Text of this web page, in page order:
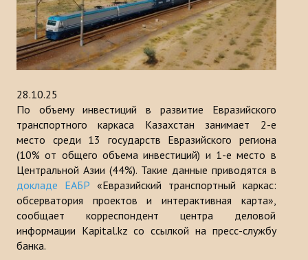
28.10.25
По объему инвестиций в развитие Евразийского
транспортного каркаса Казахстан занимает 2-е
место среди 13 государств Евразийского региона
(10% от общего объема инвестиций) и 1-е место в
Центральной Азии (44%). Такие данные приводятся в
докладе ЕАБР «Евразийский транспортный каркас:
обсерватория проектов и интерактивная карта»,
сообщает корреспондент центра деловой
информации Kapital.kz со ссылкой на пресс-службу
банка.